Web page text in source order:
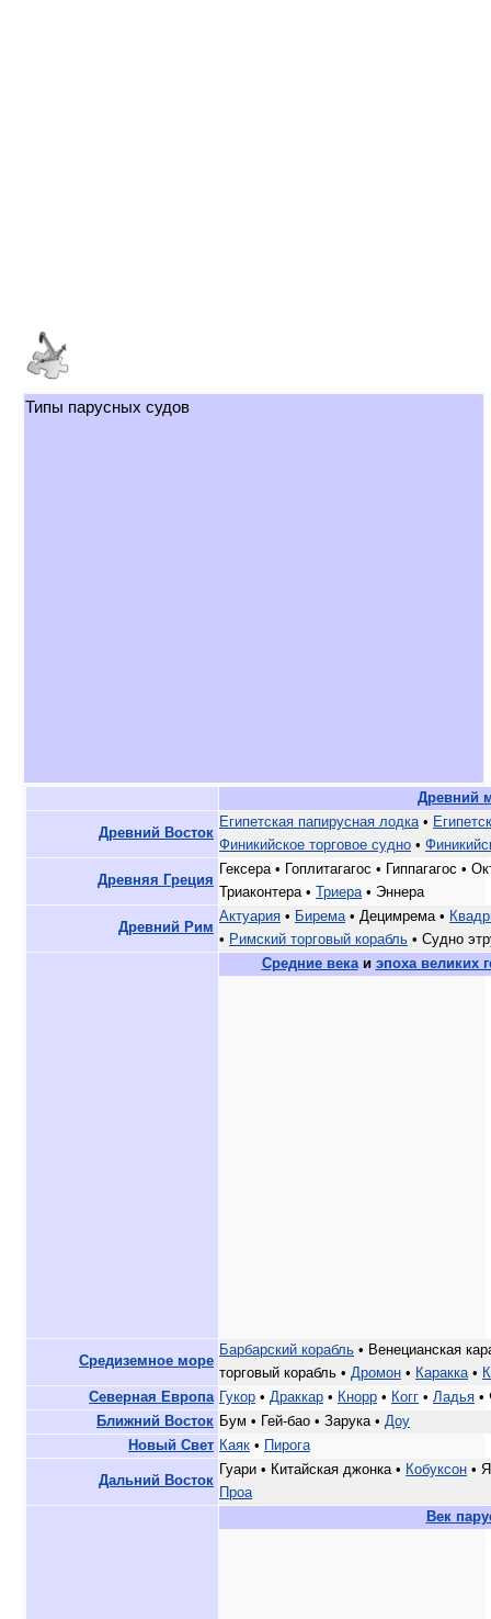
Типы парусных судов
Древний
Древний Восток
Египетская папирусная лодка •
Финикийское торговое судно •
Древняя Греция
Гексера • Гоплитагагос • Гиппагагос •
Триаконтера • Триера • Эннера
Древний Рим
Актуария • Бирема • Децимрема •
• Римский торговый корабль • Судно
Средние векаи эпоха великих
Средиземное море
Барбарский корабль • Венецианская
торговый корабль • Дромон • Каракка •
Северная Европа Гукор • Драккар • Кнорр • Когг • Ладья •
Ближний Восток Бум • Гей-бао • Зарука • Доу
Новый Свет Каяк • Пирога
Дальний Восток
Гуари • Китайская джонка • Кобуксон •
Проа
Век